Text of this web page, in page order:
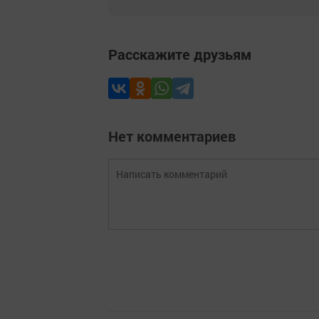
Расскажите друзьям
Нет комментариев